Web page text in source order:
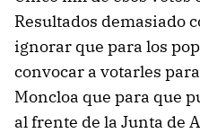
Resultados demasiado
ignorar que para los
convocar a votarles
Moncloa que para que
al frente de la Junta de